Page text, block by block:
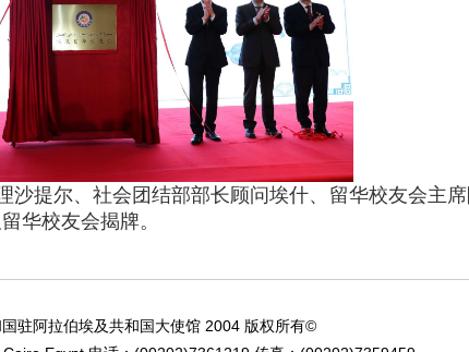
沙提尔、社会团结部部长顾问埃什、留华校友会主
华校友会揭牌。
驻阿拉伯埃及共和国大使馆 2004 版权所有©